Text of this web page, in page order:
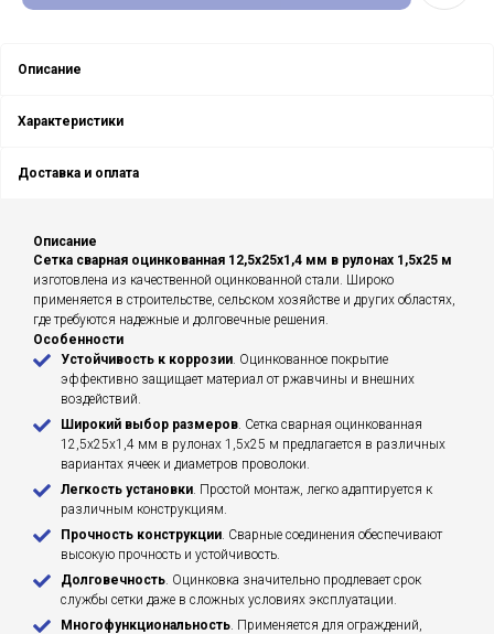
Описание
Характеристики
Доставка и оплата
Описание
Сетка сварная оцинкованная 12,5х25х1,4 мм в рулонах 1,5х25 м
изготовлена из качественной оцинкованной стали. Широко
применяется в строительстве, сельском хозяйстве и других областях,
где требуются надежные и долговечные решения.
Особенности
Устойчивость к коррозии. Оцинкованное покрытие
эффективно защищает материал от ржавчины и внешних
воздействий.
Широкий выбор размеров. Сетка сварная оцинкованная
12,5х25х1,4 мм в рулонах 1,5х25 м предлагается в различных
вариантах ячеек и диаметров проволоки.
Легкость установки. Простой монтаж, легко адаптируется к
различным конструкциям.
Прочность конструкции. Сварные соединения обеспечивают
высокую прочность и устойчивость.
Долговечность. Оцинковка значительно продлевает срок
службы сетки даже в сложных условиях эксплуатации.
Многофункциональность. Применяется для ограждений,